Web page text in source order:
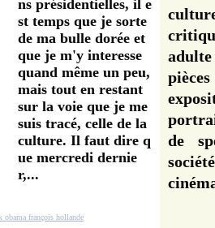
ns présidentielles, il e
st temps que je sorte
de ma bulle dorée et
que je m'y interesse
quand même un peu,
mais tout en restant
sur la voie que je me
suis tracé, celle de la
culture. Il faut dire q
ue mercredi dernie
r,...
obama françois hollande
de